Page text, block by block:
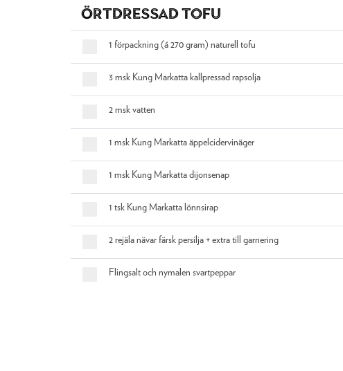
Örtdressad tofu
1 förpackning (á 270 gram) naturell tofu
3 msk Kung Markatta kallpressad rapsolja
2 msk vatten
1 msk Kung Markatta äppelcidervinäger
1 msk Kung Markatta dijonsenap
1 tsk Kung Markatta lönnsirap
2 rejäla nävar färsk persilja + extra till garnering
Flingsalt och nymalen svartpeppar